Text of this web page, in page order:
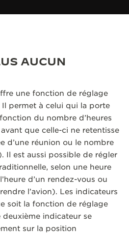
AUCUN
une fonction de réglage
Il permet à celui qui la porte
du nombre d’heures
que celle-ci ne retentisse
d’une réunion ou le nombre
Il est aussi possible de régler
selon une heure
d’un rendez-vous ou
l’avion). Les indicateurs
soit la fonction de réglage
deuxième indicateur se
sur la position